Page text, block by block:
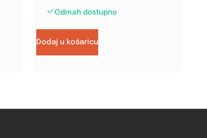
Odmah dostupno
Dodaj u košaricu